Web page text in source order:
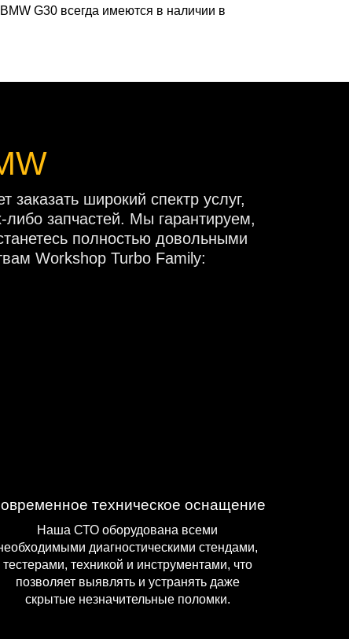
G30 всегда имеются в наличии в
широкий спектр услуг,
либо запчастей. Мы гарантируем,
полностью довольными
Workshop Turbo Family:
техническое оснащение
Наша СТО оборудована всеми
диагностическими стендами,
тестерами, техникой и инструментами, что
позволяет выявлять и устранять даже
скрытые незначительные поломки.